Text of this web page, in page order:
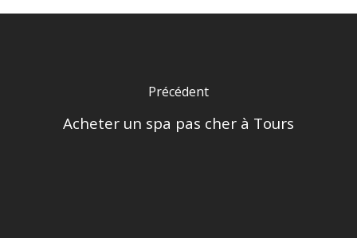
Précédent
Acheter un spa pas cher à Tours